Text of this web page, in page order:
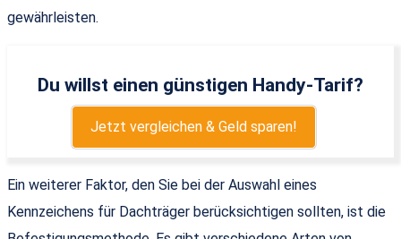
gewährleisten.
Du willst einen günstigen Handy-Tarif?
Jetzt vergleichen & Geld sparen!
Ein weiterer Faktor, den Sie bei der Auswahl eines
Kennzeichens für Dachträger berücksichtigen sollten, ist die